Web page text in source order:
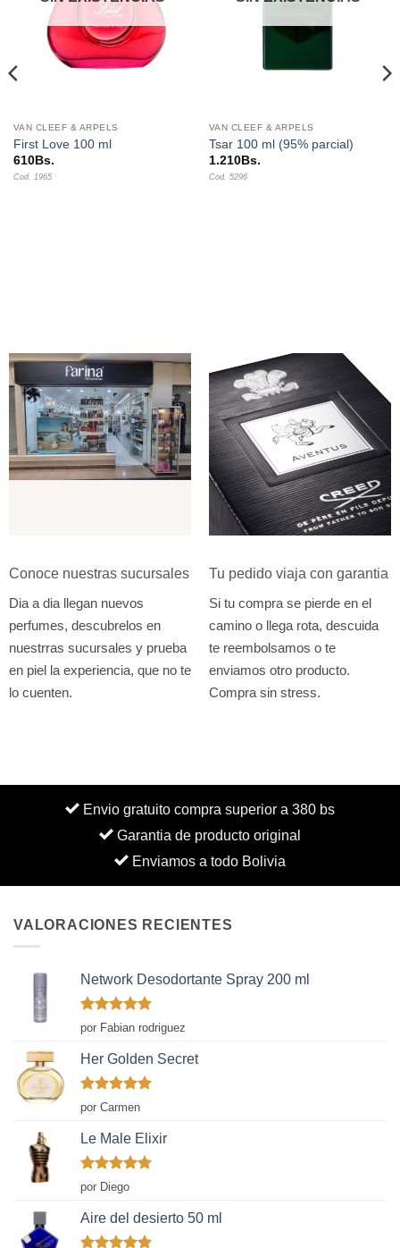
VAN CLEEF & ARPELS
First Love 100 ml
610Bs.
Cod. 1965
VAN CLEEF & ARPELS
Tsar 100 ml (95% parcial)
1.210Bs.
Cod. 5296
Conoce nuestras sucursales
Dia a dia llegan nuevos
perfumes, descubrelos en
nuestrras sucursales y prueba
en piel la experiencia, que no te
lo cuenten.
Tu pedido viaja con garantia
Si tu compra se pierde en el
camino o llega rota, descuida
te reembolsamos o te
enviamos otro producto.
Compra sin stress.
Envio gratuito compra superior a 380 bs
Garantia de producto original
Enviamos a todo Bolivia
VALORACIONES RECIENTES
Network Desodortante Spray 200 ml
Valorado
con
por Fabian rodriguez
Her Golden Secret
Valorado
con
por Carmen
Le Male Elixir
Valorado
con
de 5
por Diego
Aire del desierto 50 ml